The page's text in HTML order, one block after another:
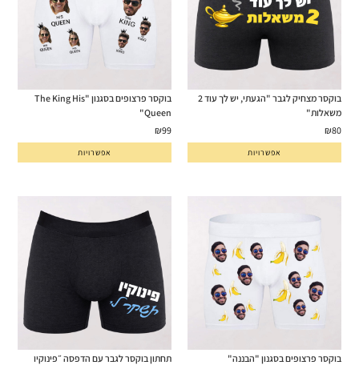
בוקסר מצחיק לגבר "הגעתי, יש לך עוד 2
משאלות"
₪80
אפשרויות
בוקסר פרצופים בסגנון "The King His
Queen"
₪99
אפשרויות
בוקסר פרצופים בסגנון "הבננה"
תחתון בוקסר לגבר עם הדפסה ״פינוקיו